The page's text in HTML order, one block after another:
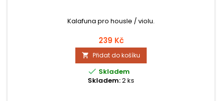
Kalafuna pro housle / violu.
239 Kč
 Přidat do košíku
 Skladem
Skladem:2 ks